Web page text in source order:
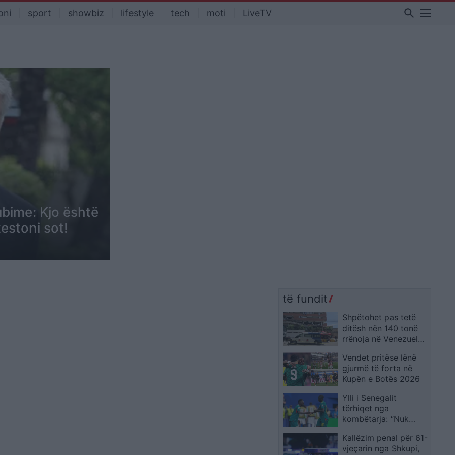
sport showbiz lifestyle tech moti LiveTV search
Kjo është
sot!
të fundit
Shpëtohet pas tetë
ditësh nën 140 tonë
rrënoja në Venezuelë,
burrë
Vendet pritëse lënë
gjurmë të forta në
Kupën e Botës 2026
Ylli i Senegalit
tërhiqet nga
kombëtarja: “Nuk
të stafit”
Kallëzim penal për 61-
vjeçarin nga Shkupi,